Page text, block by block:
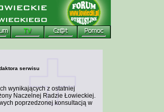
serwisu
wynikających z ostatniej
Naczelnej Radzie Łowieckiej.
poprzedzonej konsultacją w